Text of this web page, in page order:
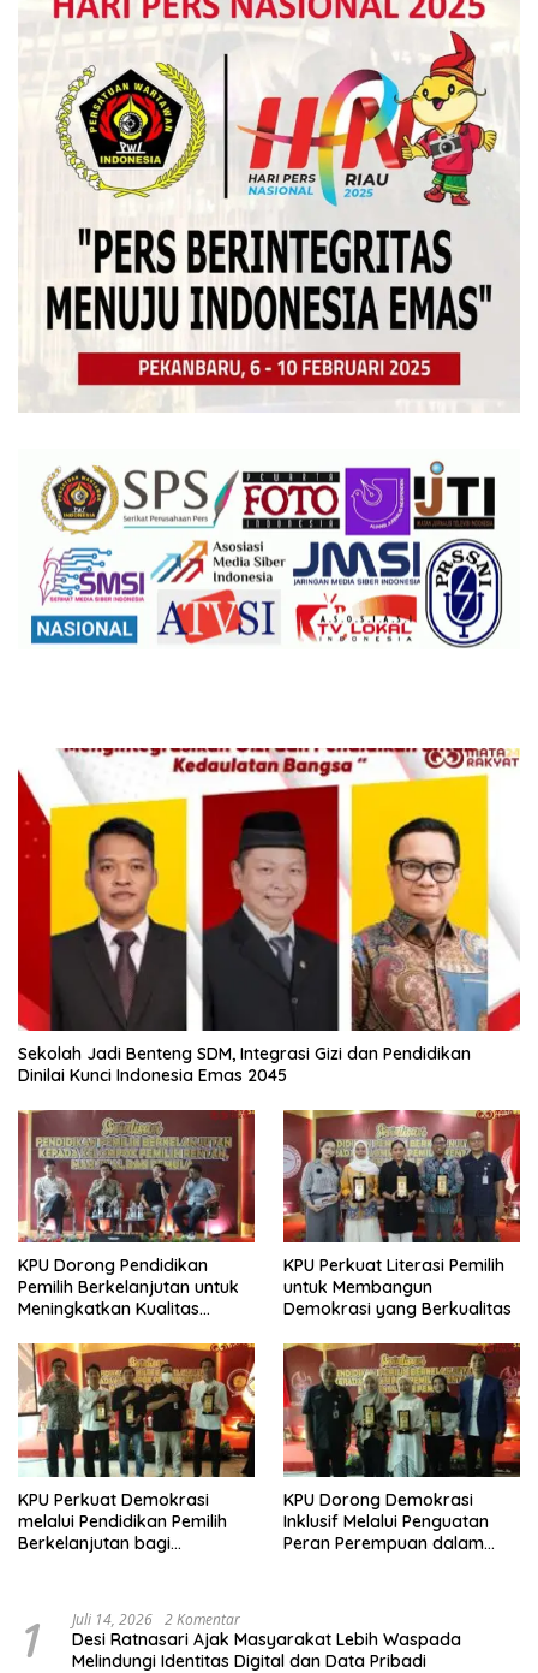
Sekolah Jadi Benteng SDM, Integrasi Gizi dan Pendidikan
Dinilai Kunci Indonesia Emas 2045
KPU Dorong Pendidikan
Pemilih Berkelanjutan untuk
Meningkatkan Kualitas
KPU Perkuat Literasi Pemilih
untuk Membangun
Demokrasi yang Berkualitas
KPU Perkuat Demokrasi
melalui Pendidikan Pemilih
Berkelanjutan bagi
KPU Dorong Demokrasi
Inklusif Melalui Penguatan
Peran Perempuan dalam
1 Juli 14, 2026 2 Komentar
Desi Ratnasari Ajak Masyarakat Lebih Waspada
Melindungi Identitas Digital dan Data Pribadi